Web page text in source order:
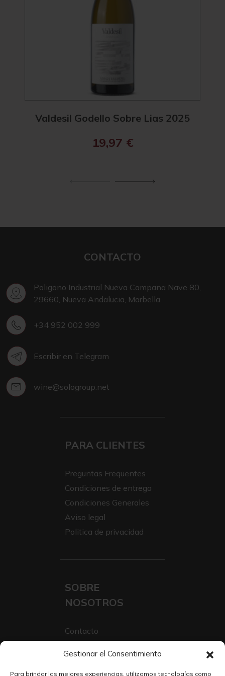
Gestionar el Consentimiento
Para brindar las mejores experiencias, utilizamos tecnologías como
Valdesil Godello Sobre Lias 2025
19,97 €
CONTACTO
Poligono Industrial Nueva Campana Nave 80,
29660, Nueva Andalucia, Marbella
+34 952 002 999
Escribir en Telegram
wine@sologroup.net
PARA CLIENTES
Preguntas Frequentes
Condiciones de entrega
Condiciones Generales
Aviso legal
Politica de privacidad
SOBRE
NOSOTROS
Contacto